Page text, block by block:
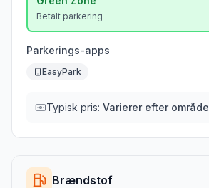
Betalt parkering
Parkerings-apps
EasyPark
Typisk pris: Varierer efter område
Brændstof